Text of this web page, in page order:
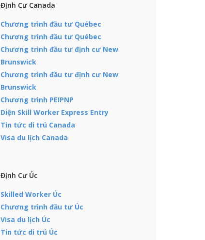
Định Cư Canada
Chương trình đầu tư Québec
Chương trình đầu tư Québec
Chương trình đầu tư định cư New
Brunswick
Chương trình đầu tư định cư New
Brunswick
Chương trình PEIPNP
Diện Skill Worker Express Entry
Tin tức di trú Canada
Visa du lịch Canada
Định Cư Úc
Skilled Worker Úc
Chương trình đầu tư Úc
Visa du lịch Úc
Tin tức di trú Úc